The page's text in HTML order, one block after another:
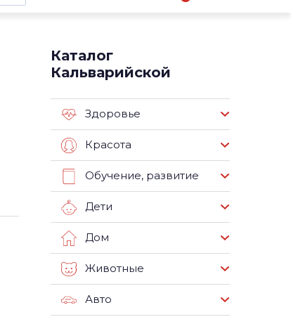
Каталог
Кальварийской
Здоровье
Красота
Обучение, развитие
Дети
Дом
Животные
Авто